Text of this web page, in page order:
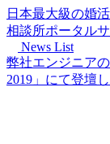
日本最大級の婚
相談所ポータル
News List
弊社エンジニア
2019」にて登壇